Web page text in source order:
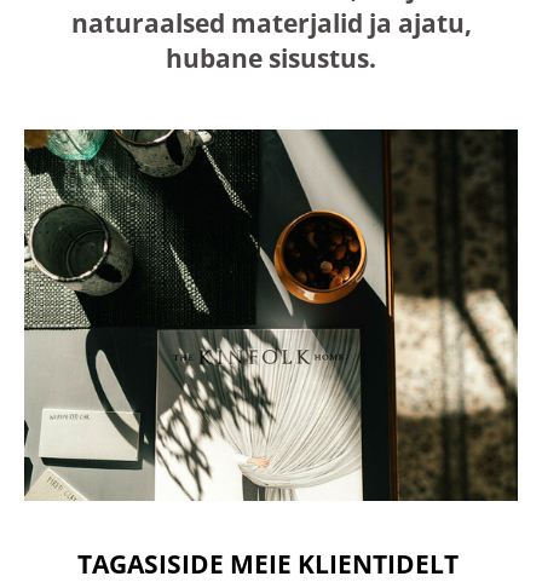
naturaalsed materjalid ja ajatu,
hubane sisustus.
TAGASISIDE MEIE KLIENTIDELT